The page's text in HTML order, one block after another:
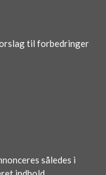
til forbedringer
således i